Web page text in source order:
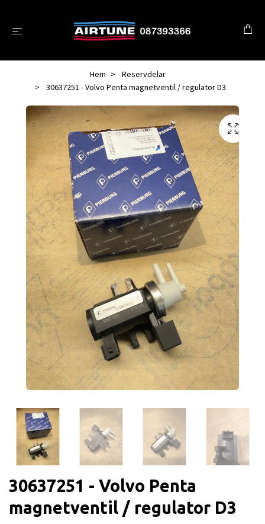
Hem
Reservdelar
30637251 - Volvo Penta magnetventil / regulator D3
30637251 - Volvo Penta
magnetventil / regulator D3